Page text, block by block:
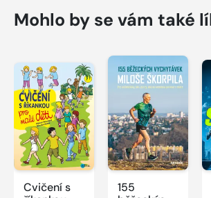
Mohlo by se vám také
Cvičení s
155